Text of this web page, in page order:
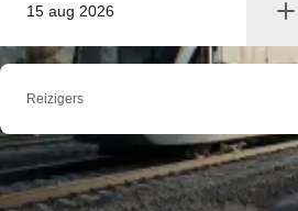
15 aug 2026
Reizigers